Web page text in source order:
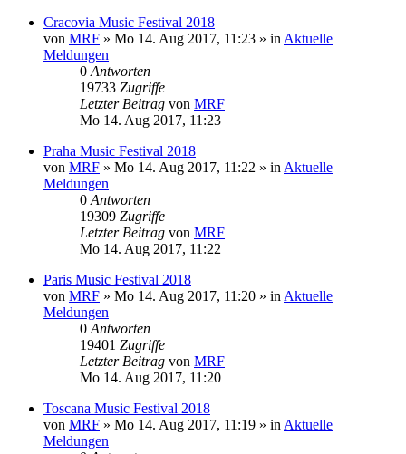
Cracovia Music Festival 2018
von MRF » Mo 14. Aug 2017, 11:23 » in Aktuelle
Meldungen
0 Antworten
19733 Zugriffe
Letzter Beitrag von MRF
Mo 14. Aug 2017, 11:23
Praha Music Festival 2018
von MRF » Mo 14. Aug 2017, 11:22 » in Aktuelle
Meldungen
0 Antworten
19309 Zugriffe
Letzter Beitrag von MRF
Mo 14. Aug 2017, 11:22
Paris Music Festival 2018
von MRF » Mo 14. Aug 2017, 11:20 » in Aktuelle
Meldungen
0 Antworten
19401 Zugriffe
Letzter Beitrag von MRF
Mo 14. Aug 2017, 11:20
Toscana Music Festival 2018
von MRF » Mo 14. Aug 2017, 11:19 » in Aktuelle
Meldungen